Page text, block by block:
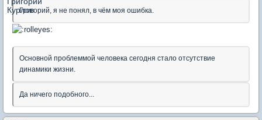
Григорий, я не понял, в чём моя ошибка.
Основной проблеммой человека сегодня стало отсутствие
динамики жизни.
Да ничего подобного...